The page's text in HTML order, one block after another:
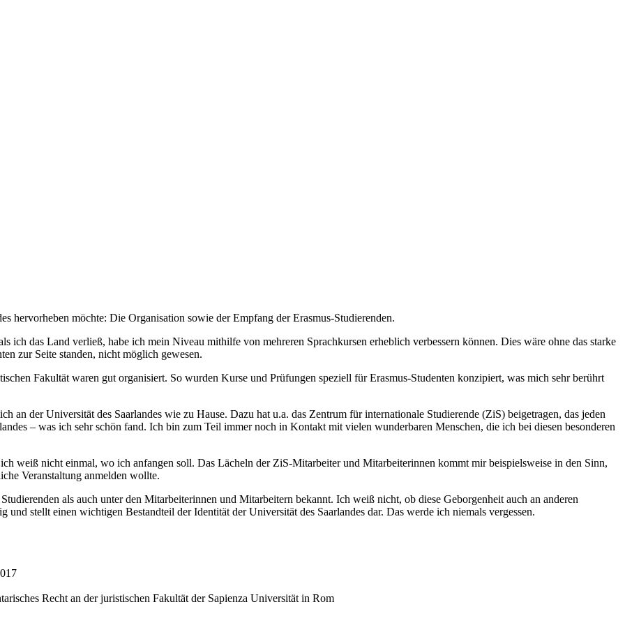
hervorheben möchte: Die Organisation sowie der Empfang der Erasmus-Studierenden.
ich das Land verließ, habe ich mein Niveau mithilfe von mehreren Sprachkursen erheblich verbessern können. Dies wäre ohne das starke
zur Seite standen, nicht möglich gewesen.
Fakultät waren gut organisiert. So wurden Kurse und Prüfungen speziell für Erasmus-Studenten konzipiert, was mich sehr berührt
an der Universität des Saarlandes wie zu Hause. Dazu hat u.a. das Zentrum für internationale Studierende (ZiS) beigetragen, das jeden
– was ich sehr schön fand. Ich bin zum Teil immer noch in Kontakt mit vielen wunderbaren Menschen, die ich bei diesen besonderen
weiß nicht einmal, wo ich anfangen soll. Das Lächeln der ZiS-Mitarbeiter und Mitarbeiterinnen kommt mir beispielsweise in den Sinn,
Veranstaltung anmelden wollte.
als auch unter den Mitarbeiterinnen und Mitarbeitern bekannt. Ich weiß nicht, ob diese Geborgenheit auch an anderen
stellt einen wichtigen Bestandteil der Identität der Universität des Saarlandes dar. Das werde ich niemals vergessen.
Recht an der juristischen Fakultät der Sapienza Universität in Rom